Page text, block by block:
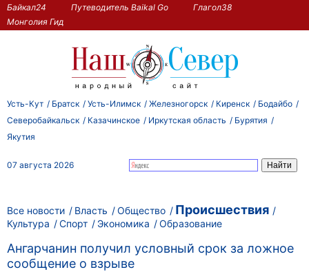
Байкал24 Путеводитель Baikal Go
Глагол38
Монголия Гид
Усть-Кут Братск Усть-Илимск Железногорск Киренск
Бодайбо
Северобайкальск
Казачинское Иркутская область
Бурятия
Якутия
07 августа 2026
Все новости Власть Общество Происшествия
Культура Спорт Экономика Образование
Ангарчанин получил условный срок за ложное
сообщение о взрыве